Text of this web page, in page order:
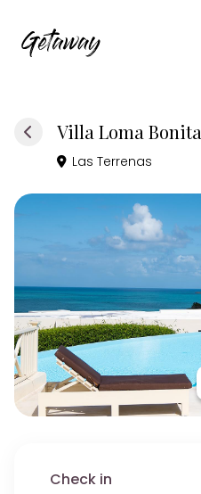
Villa Loma Bonita
Las Terrenas
Check in